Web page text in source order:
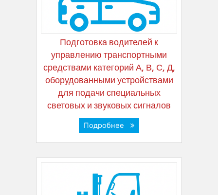
Подготовка водителей к
управлению транспортными
средствами категорий А, В, С, Д,
оборудованными устройствами
для подачи специальных
световых и звуковых сигналов
Подробнее